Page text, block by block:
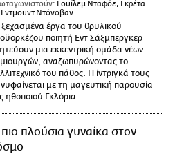
Γουίλεμ Νταφόε, Γκρέτα
Εντμουντ Ντόνοβαν
έργα του θρυλικού
ποιητή Εντ Σάξμπεργκερ
μια εκκεντρική ομάδα νέων
αναζωπυρώνοντας το
του πάθος. Η ίντριγκά τους
με τη μαγευτική παρουσία
ηθοποιού Γκλόρια.
πλούσια γυναίκα στον